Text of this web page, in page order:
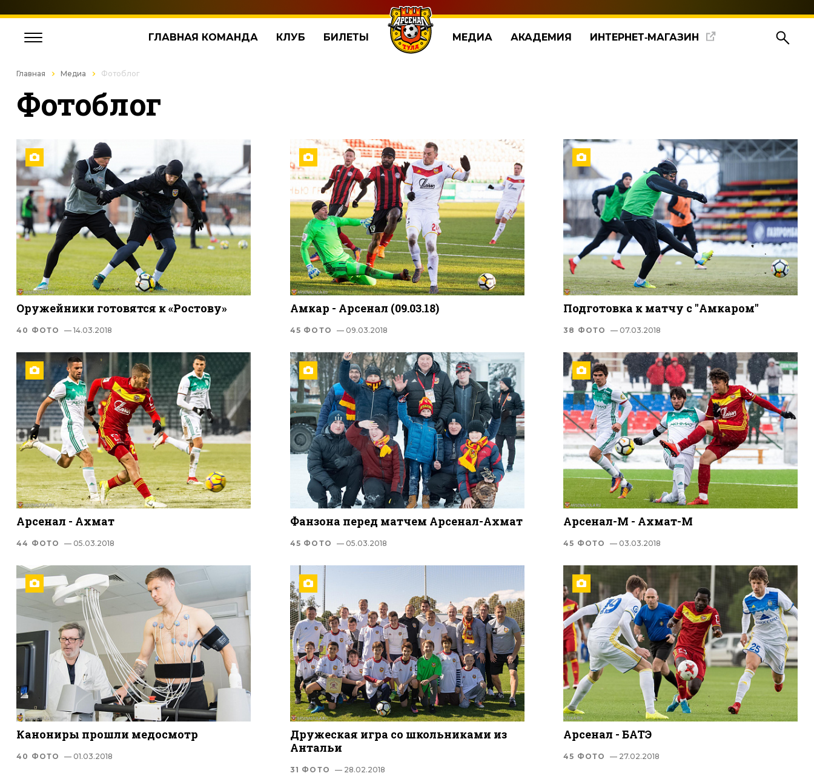
ГЛАВНАЯ КОМАНДА КЛУБ БИЛЕТЫ МЕДИА АКАДЕМИЯ ИНТЕРНЕТ‑МАГАЗИН
Главная Медиа Фотоблог
Фотоблог
Оружейники готовятся к «Ростову»
40 ФОТО — 14.03.2018
Амкар - Арсенал (09.03.18)
45 ФОТО — 09.03.2018
Подготовка к матчу с "Амкаром"
38 ФОТО — 07.03.2018
Арсенал - Ахмат
44 ФОТО — 05.03.2018
Фанзона перед матчем Арсенал-Ахмат
45 ФОТО — 05.03.2018
Арсенал-М - Ахмат-М
45 ФОТО — 03.03.2018
Канониры прошли медосмотр
40 ФОТО — 01.03.2018
Дружеская игра со школьниками из
Антальи
31 ФОТО — 28.02.2018
Арсенал - БАТЭ
45 ФОТО — 27.02.2018